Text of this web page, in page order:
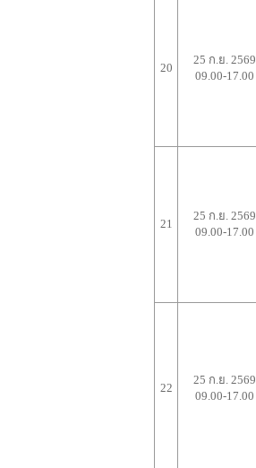
20
25 ก.ย. 2569
09.00-17.00
21
25 ก.ย. 2569
09.00-17.00
22
25 ก.ย. 2569
09.00-17.00